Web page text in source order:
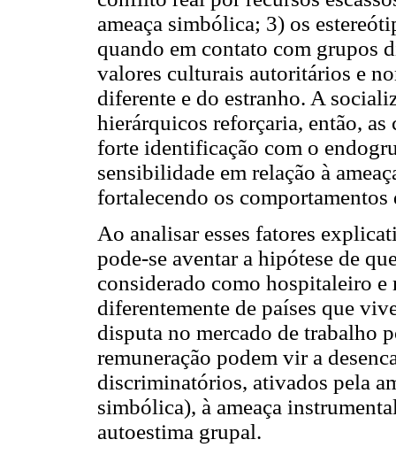
ameaça simbólica; 3) os
quando em contato com grupos
valores culturais autoritários e
diferente e do estranho. A
hierárquicos reforçaria, então, as
forte identificação com o
sensibilidade em relação à
fortalecendo os
Ao analisar esses fatores
pode-se aventar a hipótese de
considerado como hospitaleiro e
diferentemente de países que
disputa no mercado de trabalho
remuneração podem vir a
discriminatórios, ativados pela
simbólica), à ameaça
autoestima grupal.